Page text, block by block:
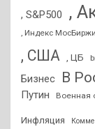
, S&P500 ,
, Индекс МосБиржи
, США , ЦБ
Бизнес В
Путин
Военная
Инфляция